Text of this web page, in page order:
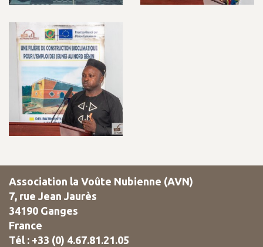
Association la Voûte Nubienne (AVN)
7, rue Jean Jaurès
34190 Ganges
France
Tél : +33 (0) 4.67.81.21.05